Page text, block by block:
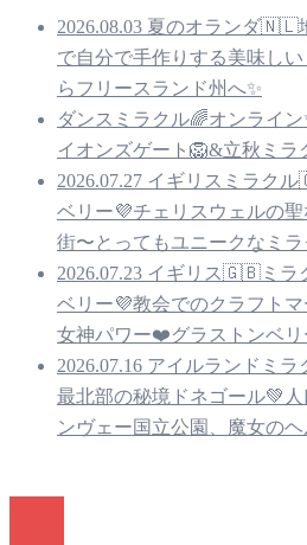
2026.08.03 夏のオランダ🇳🇱
で自分で手作りする美味し
らフリースランド州へ✨
ダンスミラクル🌈オンライン
イオンズゲート🦁&立秋ミラ
2026.07.27 イギリスミラク
ベリー💜チェリスウェルの
街〜とってもユニークなミラ
2026.07.23 イギリス🇬🇧ミラ
ベリー💜教会でのクラフト
女神パワー❤️グラストンベリ
2026.07.16 アイルランドミ
最北部の秘境ドネゴール💚
ンヴェー国立公園、魔女の